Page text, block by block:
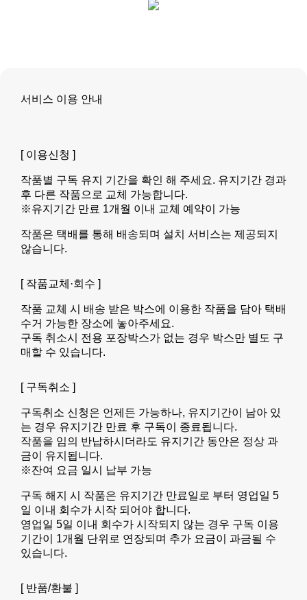
서비스 이용 안내
[ 이용신청 ]
작품별 구독 유지 기간을 확인 해 주세요. 유지기간 경과
후 다른 작품으로 교체 가능합니다.
※유지기간 만료 1개월 이내 교체 예약이 가능
작품은 택배를 통해 배송되며 설치 서비스는 제공되지
않습니다.
[ 작품교체·회수 ]
작품 교체 시 배송 받은 박스에 이용한 작품을 담아 택배
수거 가능한 장소에 놓아주세요.
구독 취소시 전용 포장박스가 없는 경우 박스만 별도 구
매할 수 있습니다.
[ 구독취소 ]
구독취소 신청은 언제든 가능하나, 유지기간이 남아 있
는 경우 유지기간 만료 후 구독이 종료됩니다.
작품을 임의 반납하시더라도 유지기간 동안은 정상 과
금이 유지됩니다.
※잔여 요금 일시 납부 가능
구독 해지 시 작품은 유지기간 만료일로 부터 영업일 5
일 이내 회수가 시작 되어야 합니다.
영업일 5일 이내 회수가 시작되지 않는 경우 구독 이용
기간이 1개월 단위로 연장되며 추가 요금이 과금될 수
있습니다.
[ 반품/환불 ]